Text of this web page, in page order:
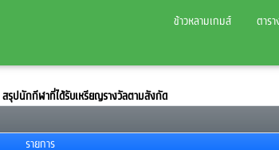
ข้าวหลามเกมส์ ตาร
สรุปนักกีฬาที่ได้รับเหรียญรางวัลตามสังกัด
รายการ